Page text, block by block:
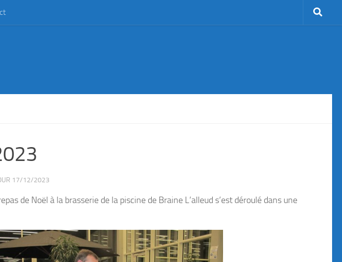
17/12/2023
de Noël à la brasserie de la piscine de Braine L’alleud s’est déroulé dans une